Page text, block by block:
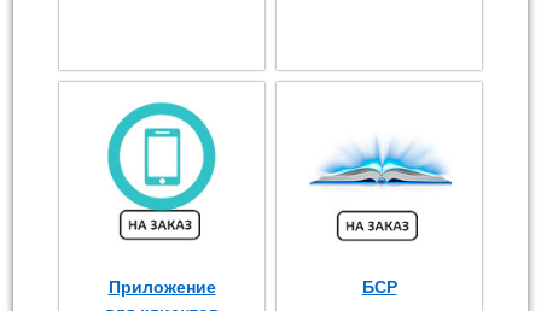
Приложение
БСР